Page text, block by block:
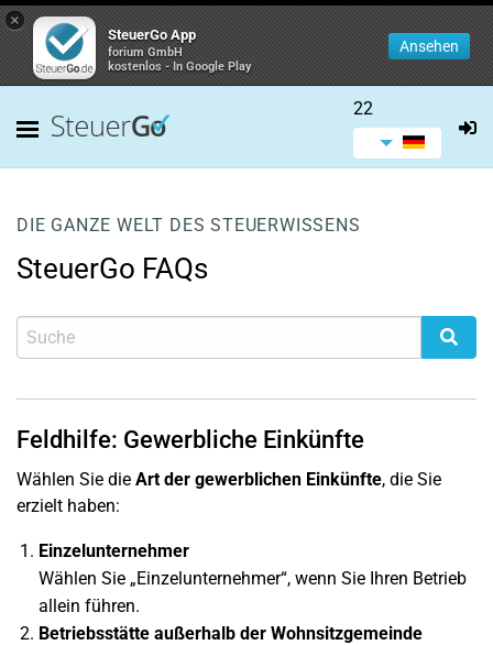
×
SteuerGo App
forium GmbH
kostenlos - In Google Play
Ansehen
22
DIE GANZE WELT DES STEUERWISSENS
SteuerGo FAQs
Feldhilfe: Gewerbliche Einkünfte
Wählen Sie die Art der gewerblichen Einkünfte, die Sie
erzielt haben:
Einzelunternehmer
Wählen Sie „Einzelunternehmer“, wenn Sie Ihren Betrieb
allein führen.
Betriebsstätte außerhalb der Wohnsitzgemeinde